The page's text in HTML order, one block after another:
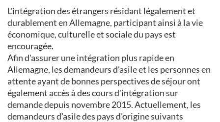
L'intégration des étrangers résidant légalement et
durablement en Allemagne, participant ainsi à la vie
économique, culturelle et sociale du pays est
encouragée.
Afin d'assurer une intégration plus rapide en
Allemagne, les demandeurs d'asile et les personnes en
attente ayant de bonnes perspectives de séjour ont
également accès à des cours d'intégration sur
demande depuis novembre 2015. Actuellement, les
demandeurs d'asile des pays d'origine suivants